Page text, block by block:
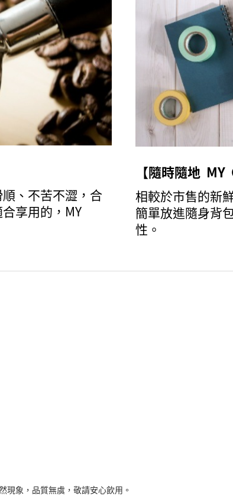
、不苦不澀，合
享用的，MY
【隨時隨地 MY
相較於市售的新
簡單放進隨身背
性。
現象，品質無虞，敬請安心飲用。